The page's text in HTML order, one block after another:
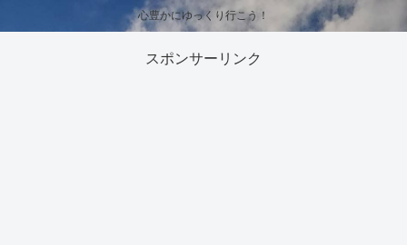
心豊かにゆっくり行こう！
スポンサーリンク